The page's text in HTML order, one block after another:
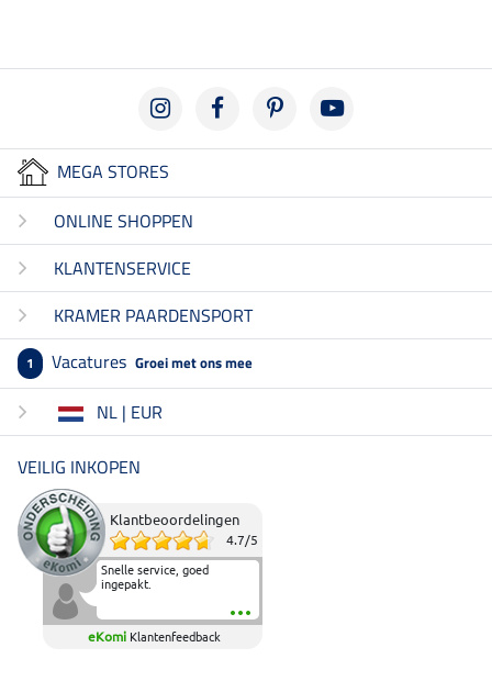
MEGA STORES
ONLINE SHOPPEN
KLANTENSERVICE
KRAMER PAARDENSPORT
1 Vacatures Groei met ons mee
NL | EUR
VEILIG INKOPEN
Klantbeoordelingen
4.7/5
Snelle service, goed
ingepakt.
eKomi Klantenfeedback